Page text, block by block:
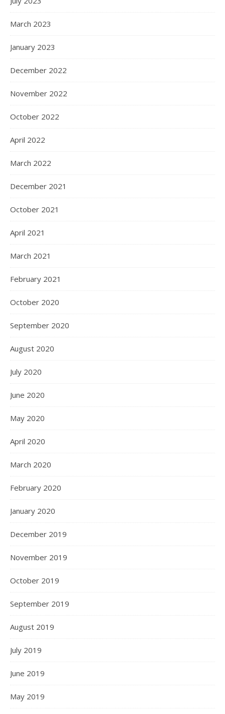
March 2023
January 2023
December 2022
November 2022
October 2022
April 2022
March 2022
December 2021
October 2021
April 2021
March 2021
February 2021
October 2020
September 2020
August 2020
July 2020
June 2020
May 2020
April 2020
March 2020
February 2020
January 2020
December 2019
November 2019
October 2019
September 2019
August 2019
July 2019
June 2019
May 2019